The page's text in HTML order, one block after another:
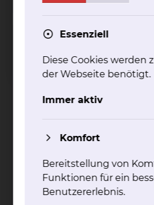
Essenziell
Diese Cookies werden
der Webseite benötigt.
Immer aktiv
Komfort
Bereitstellung von
Funktionen für ein
Benutzererlebnis.